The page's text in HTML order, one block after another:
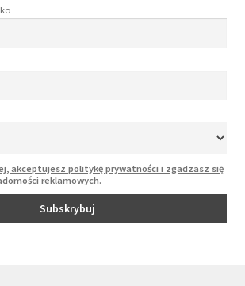
akceptujesz politykę prywatności i zgadzasz się
reklamowych.